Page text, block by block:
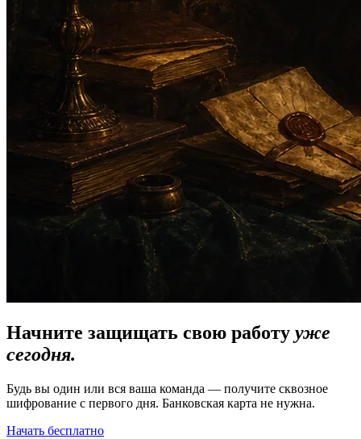
Начните защищать свою работу уже
сегодня.
Будь вы один или вся ваша команда — получите сквозное
шифрование с первого дня. Банковская карта не нужна.
Начать бесплатно